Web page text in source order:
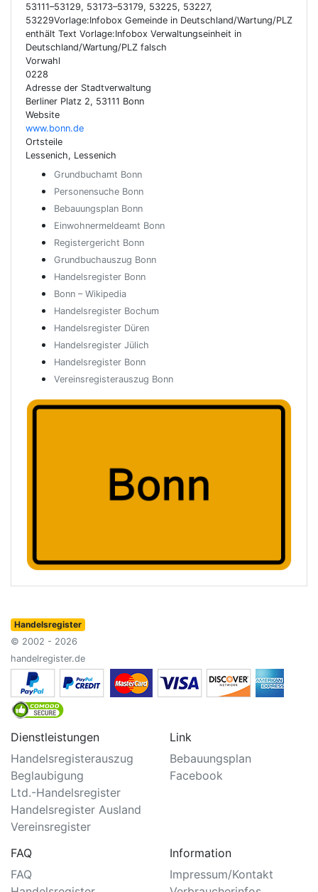
53111–53129, 53173–53179, 53225, 53227,
53229Vorlage:Infobox Gemeinde in Deutschland/Wartung/PLZ
enthält Text Vorlage:Infobox Verwaltungseinheit in
Deutschland/Wartung/PLZ falsch
Vorwahl
0228
Adresse der Stadtverwaltung
Berliner Platz 2, 53111 Bonn
Website
www.bonn.de
Ortsteile
Lessenich, Lessenich
Grundbuchamt Bonn
Personensuche Bonn
Bebauungsplan Bonn
Einwohnermeldeamt Bonn
Registergericht Bonn
Grundbuchauszug Bonn
Handelsregister Bonn
Bonn – Wikipedia
Handelsregister Bochum
Handelsregister Düren
Handelsregister Jülich
Handelsregister Bonn
Vereinsregisterauszug Bonn
Handelsregister
© 2002 - 2026
handelregister.de
Dienstleistungen
Handelsregisterauszug
Beglaubigung
Ltd.-Handelsregister
Handelsregister Ausland
Vereinsregister
Link
Bebauungsplan
Facebook
FAQ
FAQ
Information
Impressum/Kontakt